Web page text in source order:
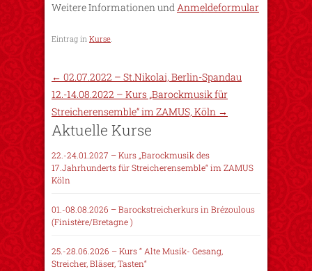
Weitere Informationen undAnmeldeformular
Eintrag in Kurse.
← 02.07.2022 – St.Nikolai, Berlin-Spandau
12.-14.08.2022 – Kurs „Barockmusik für
Streicherensemble“ im ZAMUS, Köln →
Aktuelle Kurse
22.-24.01.2027 – Kurs „Barockmusik des
17.Jahrhunderts für Streicherensemble“ im ZAMUS
Köln
01.-08.08.2026 – Barockstreicherkurs in Brézoulous
(Finistère/Bretagne )
25.-28.06.2026 – Kurs “ Alte Musik- Gesang,
Streicher, Bläser, Tasten“